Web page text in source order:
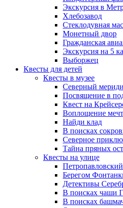
Экскурсия в
Хлебозавод
Стеклодувная
Монетный двор
Гражданская
Экскурсия на 5
Выборжец
Квесты для детей
Квесты в музее
Северный
Посвящение в
Квест на
Воплощение
Найди клад
В поисках
Северное
Тайна пряных
Квесты на улице
Берегом
Детективы
В поисках чаши
В поисках